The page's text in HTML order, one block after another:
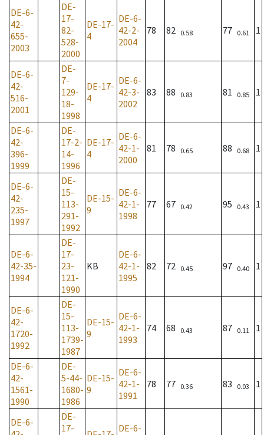
DE-6-
42-
655-
2003
DE-
17-
82-
528-
2000
DE-17-
4
DE-6-
42-2-
2004
78 82 0.58 77 0.61 1
DE-6-
42-
516-
2001
DE-
7-
129-
18-
1998
DE-17-
4
DE-6-
42-3-
2002
83 88 0.83 81 0.85 1
DE-6-
42-
396-
1999
DE-
17-2-
14-
1996
DE-17-
4
DE-6-
42-1-
2000
81 78 0.65 88 0.68 1
DE-6-
42-
235-
1997
DE-
15-
113-
291-
1992
DE-15-
9
DE-6-
42-1-
1998
77 67 0.42 95 0.43 1
DE-6-
42-35-
1994
DE-
17-
23-
121-
1990
KB
DE-6-
42-1-
1995
82 72 0.45 97 0.40 1
DE-6-
42-
1720-
1992
DE-
15-
113-
1739-
1987
DE-15-
9
DE-6-
42-1-
1993
74 68 0.43 87 0.11 1
DE-6-
42-
1561-
1990
DE-
5-44-
1680-
1986
DE-15-
9
DE-6-
42-1-
1991
78 77 0.36 83 0.03 1
DE-6-
DE-
17-
DE-6-